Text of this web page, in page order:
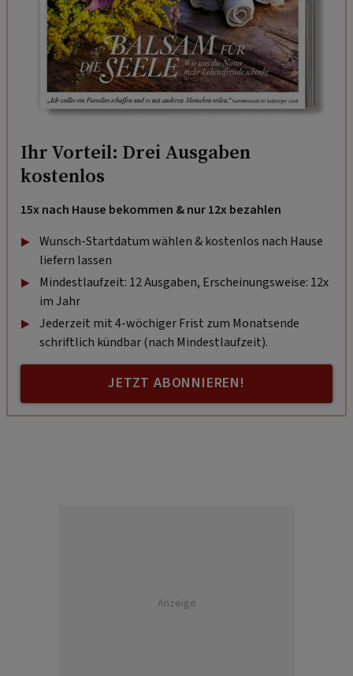
Ihr Vorteil: Drei Ausgaben
kostenlos
15x nach Hause bekommen & nur 12x bezahlen
Wunsch-Startdatum wählen & kostenlos nach Hause
liefern lassen
Mindestlaufzeit: 12 Ausgaben, Erscheinungsweise: 12x
im Jahr
Jederzeit mit 4-wöchiger Frist zum Monatsende
schriftlich kündbar (nach Mindestlaufzeit).
JETZT ABONNIEREN!
Anzeige